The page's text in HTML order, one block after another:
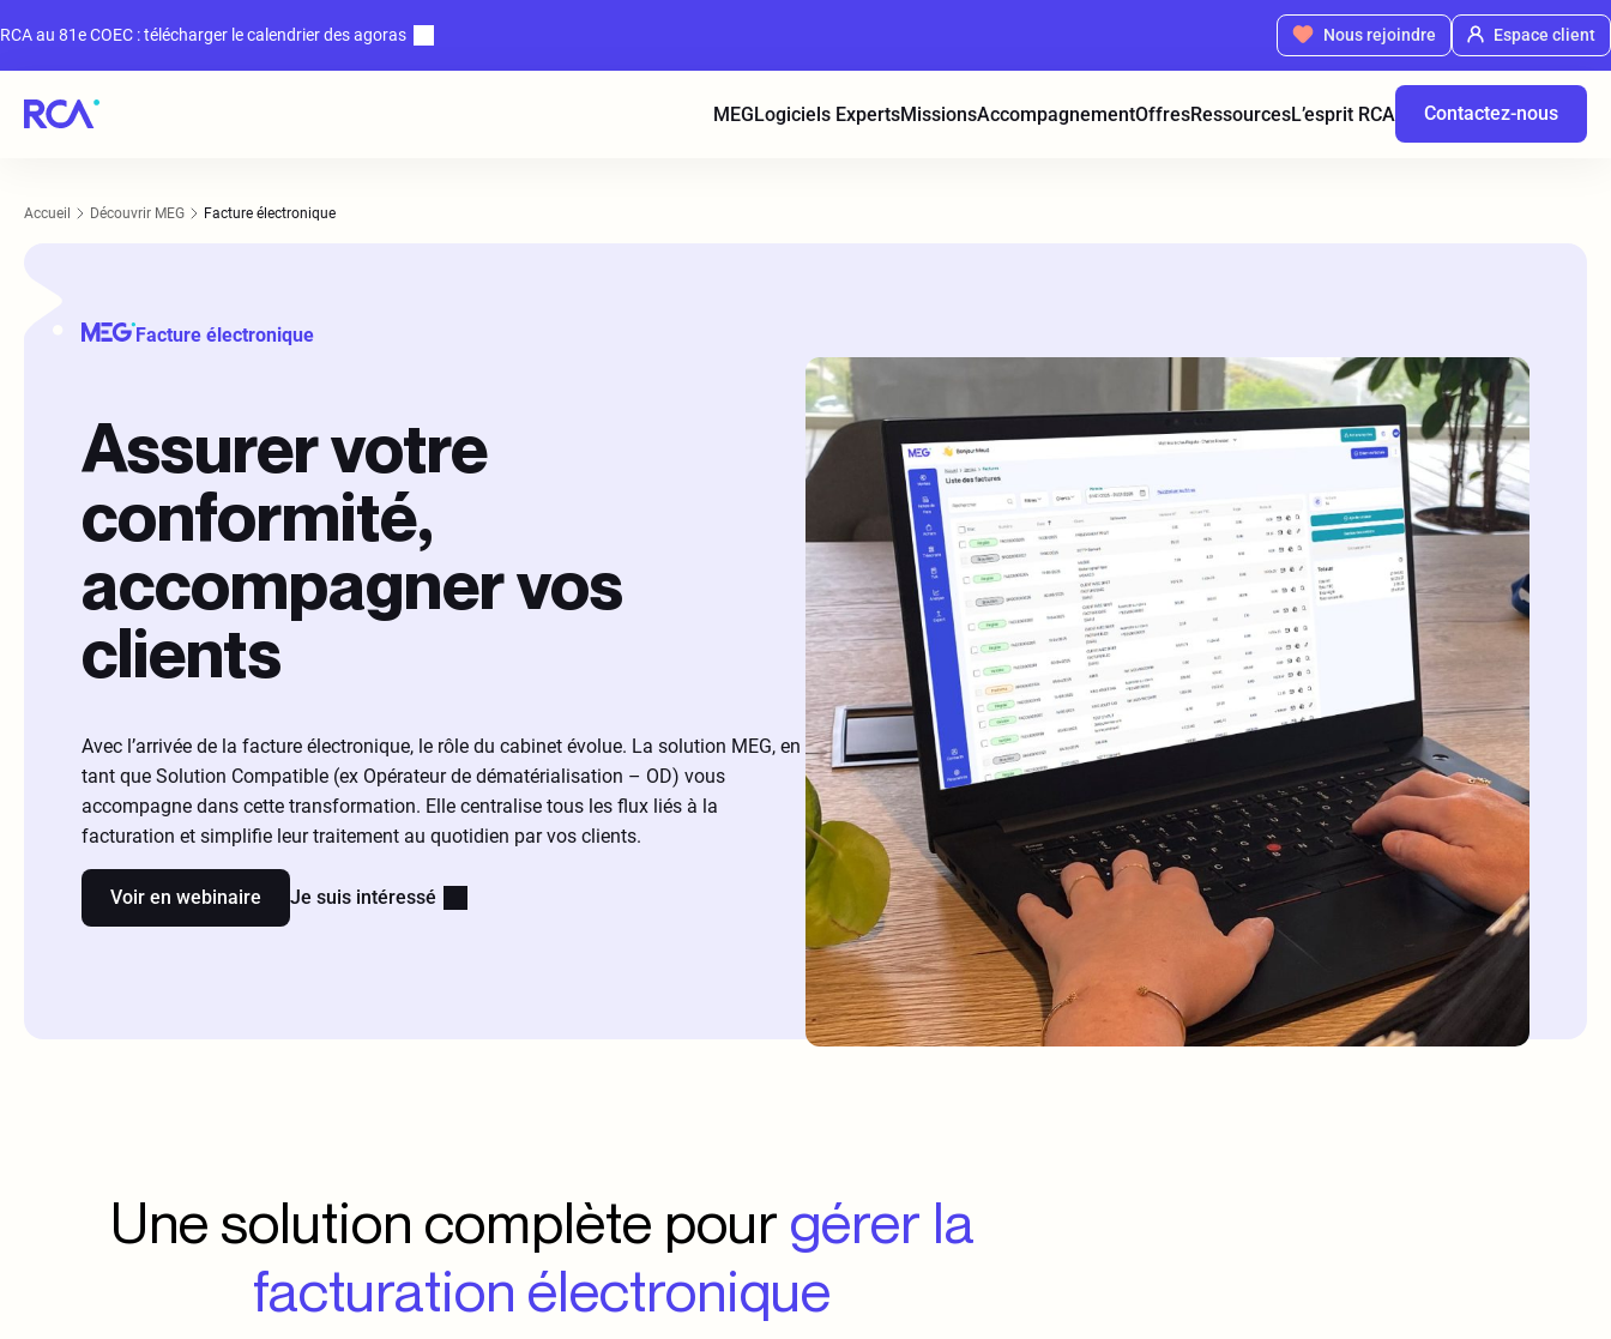
RCA au 81e COEC : télécharger le calendrier des agoras Nous rejoindre Espace client
MEGLogiciels ExpertsMissionsAccompagnementOffresRessourcesL’esprit RCA Contactez-nous
Accueil Découvrir MEG Facture électronique
Facture électronique
Assurer votre
conformité,
accompagner vos
clients
Avec l’arrivée de la facture électronique, le rôle du cabinet évolue. La solution MEG, en
tant que Solution Compatible (ex Opérateur de dématérialisation – OD) vous
accompagne dans cette transformation. Elle centralise tous les flux liés à la
facturation et simplifie leur traitement au quotidien par vos clients.
Voir en webinaire Je suis intéressé
Une solution complète pour gérer la
facturation électronique